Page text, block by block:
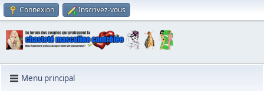
Connexion Inscrivez-vous
Menu principal